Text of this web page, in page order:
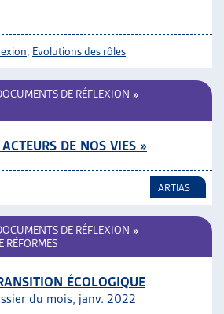
Evolutions des rôles
DE RÉFLEXION »
DE NOS VIES »
ARTIAS
DE RÉFLEXION »
RÉFORMES
ÉCOLOGIQUE
du mois, janv. 2022